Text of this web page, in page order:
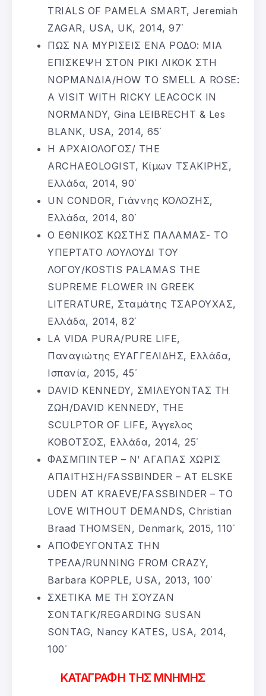
TRIALS OF PAMELA SMART, Jeremiah
ZAGAR, USA, UK, 2014, 97΄
ΠΩΣ ΝΑ ΜΥΡΙΣΕΙΣ ΕΝΑ ΡΟΔΟ: ΜΙΑ
ΕΠΙΣΚΕΨΗ ΣΤΟΝ ΡΙΚΙ ΛΙΚΟΚ ΣΤΗ
ΝΟΡΜΑΝΔΙΑ/HOW TO SMELL A ROSE:
A VISIT WITH RICKY LEACOCK IN
NORMANDY, Gina LEIBRECHT & Les
BLANK, USA, 2014, 65΄
Η ΑΡΧΑΙΟΛΟΓΟΣ/ THE
ARCHAEOLOGIST, Κίμων ΤΣΑΚΙΡΗΣ,
Ελλάδα, 2014, 90΄
UN CONDOR, Γιάννης ΚΟΛΟΖΗΣ,
Ελλάδα, 2014, 80΄
Ο ΕΘΝΙΚΟΣ ΚΩΣΤΗΣ ΠΑΛΑΜΑΣ- ΤΟ
ΥΠΕΡΤΑΤΟ ΛΟΥΛΟΥΔΙ ΤΟΥ
ΛΟΓΟΥ/KOSTIS PALAMAS THE
SUPREME FLOWER IN GREEK
LITERATURE, Σταμάτης ΤΣΑΡΟΥΧΑΣ,
Ελλάδα, 2014, 82΄
LA VIDA PURA/PURE LIFE,
Παναγιώτης ΕΥΑΓΓΕΛΙΔΗΣ, Ελλάδα,
Ισπανία, 2015, 45΄
DAVID KENNEDY, ΣΜΙΛΕΥΟΝΤΑΣ ΤΗ
ΖΩΗ/DAVID KENNEDY, THE
SCULPTOR OF LIFE, Άγγελος
ΚΟΒΟΤΣΟΣ, Ελλάδα, 2014, 25΄
ΦΑΣΜΠΙΝΤΕΡ – Ν’ ΑΓΑΠΑΣ ΧΩΡΙΣ
ΑΠΑΙΤΗΣΗ/FASSBINDER – AT ELSKE
UDEN AT KRAEVE/FASSBINDER – TO
LOVE WITHOUT DEMANDS, Christian
Braad THOMSEN, Denmark, 2015, 110΄
ΑΠΟΦΕΥΓΟΝΤΑΣ ΤΗΝ
ΤΡΕΛΑ/RUNNING FROM CRAZY,
Barbara KOPPLE, USA, 2013, 100΄
ΣΧΕΤΙΚΑ ΜΕ ΤΗ ΣΟΥΖΑΝ
ΣΟΝΤΑΓΚ/REGARDING SUSAN
SONTAG, Nancy KATES, USA, 2014,
100΄
ΚΑΤΑΓΡΑΦΗ ΤΗΣ ΜΝΗΜΗΣ